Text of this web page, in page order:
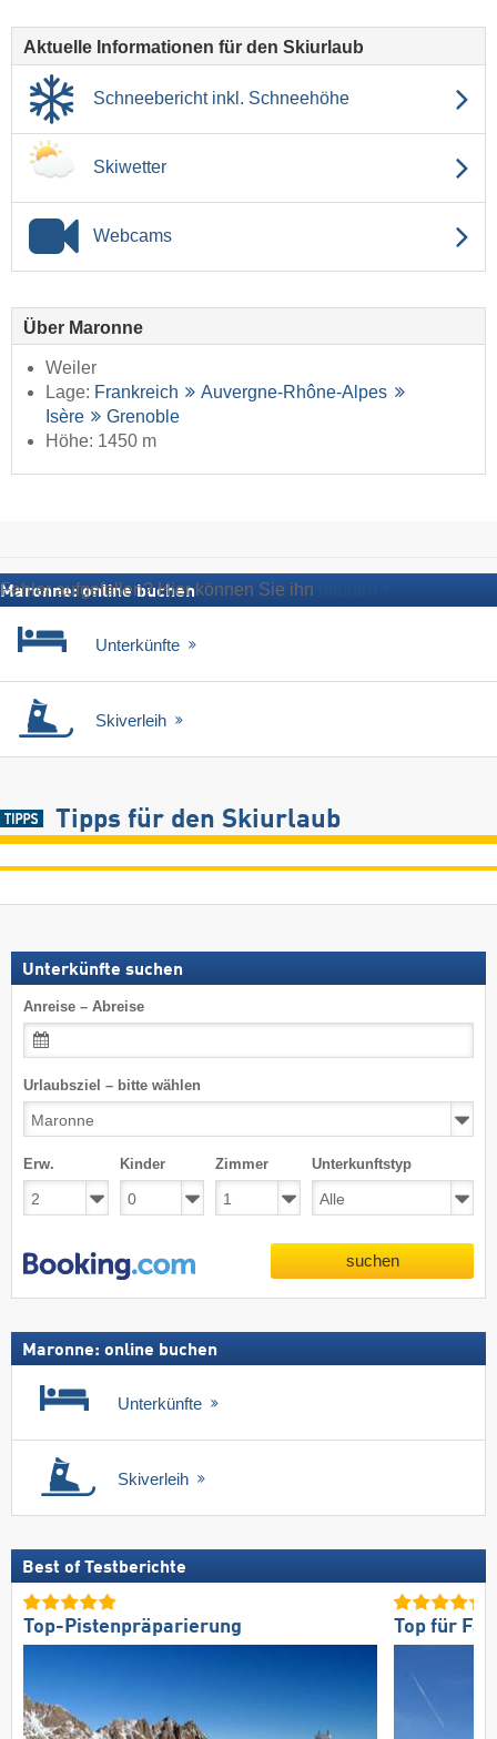
Aktuelle Informationen für den Skiurlaub
Schneebericht inkl. Schneehöhe
Skiwetter
Webcams
Über Maronne
Weiler
Lage: Frankreich
Auvergne-Rhône-Alpes
Isère
Grenoble
Höhe: 1450 m
Fehler aufgefallen? Hier können Sie ihn
Maronne: online buchen
Unterkünfte
Skiverleih
Tipps für den Skiurlaub
Unterkünfte suchen
Anreise – Abreise
Urlaubsziel – bitte wählen
Erw. Kinder Zimmer Unterkunftstyp
suchen
Maronne: online buchen
Unterkünfte
Skiverleih
Best of Testberichte
Top-Pistenpräparierung Top für